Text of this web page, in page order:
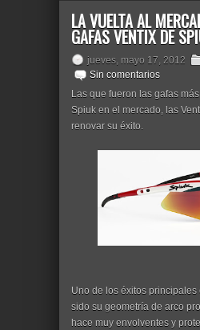
LA VUELTA AL
GAFAS VENTIX DE
jueves, mayo 17, 2012
Sin comentarios
Las que fueron las gafas
Spiuk en el mercado, las
renovar su éxito.
Uno de los éxitos principales
sido su geometría de arco
hace muy envolventes y